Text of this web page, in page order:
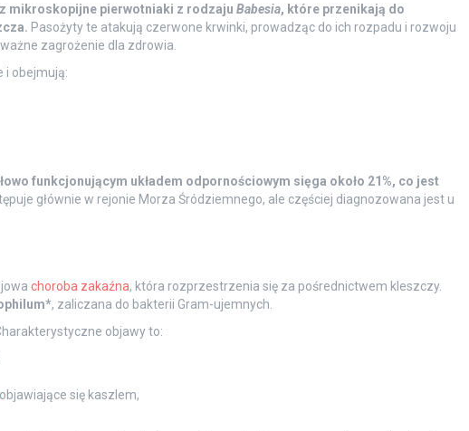
mikroskopijne pierwotniaki z rodzaju Babesia, które przenikają do
Pasożyty te atakują czerwone krwinki, prowadząc do ich rozpadu i rozwoju
zagrożenie dla zdrowia.
i obejmują:
funkcjonującym układem odpornościowym sięga około 21%, co jest
głównie w rejonie Morza Śródziemnego, ale częściej diagnozowana jest u
choroba zakaźna, która rozprzestrzenia się za pośrednictwem kleszczy.
, zaliczana do bakterii Gram-ujemnych.
objawy to:
objawiające się kaszlem,